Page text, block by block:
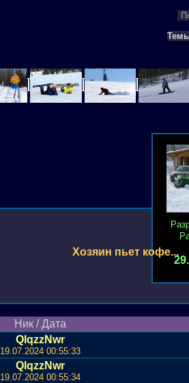
Хозяин пьет кофе...
Ник / Дата
QlqzzNwr
19.07.2024 00:55:33
QlqzzNwr
19.07.2024 00:55:34